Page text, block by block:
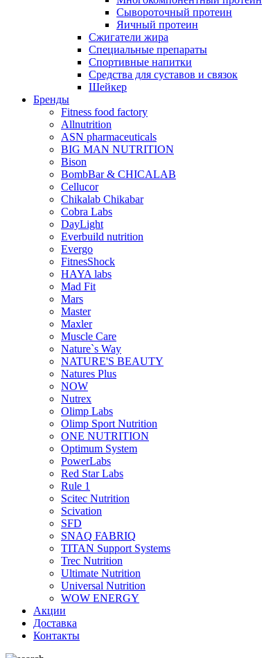
Сывороточный протеин
Яичный протеин
Сжигатели жира
Специальные препараты
Спортивные напитки
Средства для суставов и связок
Шейкер
Бренды
Fitness food factory
Allnutrition
ASN pharmaceuticals
BIG MAN NUTRITION
Bison
BombBar & CHICALAB
Cellucor
Chikalab Chikabar
Cobra Labs
DayLight
Everbuild nutrition
Evergo
FitnesShock
HAYA labs
Mad Fit
Mars
Master
Maxler
Muscle Care
Nature`s Way
NATURE'S BEAUTY
Natures Plus
NOW
Nutrex
Olimp Labs
Olimp Sport Nutrition
ONE NUTRITION
Optimum System
PowerLabs
Red Star Labs
Rule 1
Scitec Nutrition
Scivation
SFD
SNAQ FABRIQ
TITAN Support Systems
Trec Nutrition
Ultimate Nutrition
Universal Nutrition
WOW ENERGY
Акции
Доставка
Контакты